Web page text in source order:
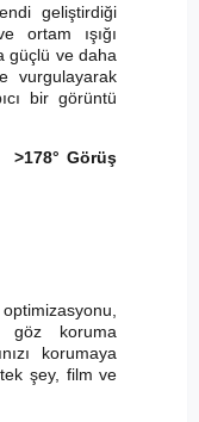
geliştirdiği
ortam ışığı
güçlü ve daha
vurgulayarak
bir görüntü
Görüş
koruma
korumaya
şey, film ve